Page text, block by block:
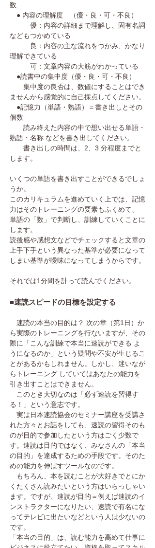
数
● 内容の理解度 （優・良・可・不良）
優：内容の詳細まで理解し、固有名詞
などもつかめている
良：内容の主な流れをつかみ、かなり
理解できている
可：文章内容の大筋がわかっている
●読書中の集中度（優・良・可・不良）
集中度の良否は、数値にすることはでき
ませんから感覚的に自己採点してください。
●記憶力（単語・熟語）＝書き出しとその
個数
読み終えた内容の中で想い出せる単語・
熟語・名称 などを書き出してください。
書き出しの時間は、2、3 分程度までと
します。
いくつの単語を書き出すことができるでしょ
うか。
このカリキュラムを進めていく上では、記憶
力はそのトレーニングの要素もふくめて、
単語の「数」で判断し、訓練していくことに
します。
読後感や感想文などでチェックすると文章の
上手下手という異なった基準が必要になって
しまい基準が曖昧になってしまうからです。
それでは1分間を計って読んでください。
■速読スピードの目標を設定する
速読の本当の目的は？ 次の章（第1日）か
ら実際のトレーニングを行ないますが、その
際に「こんな訓練で本当に速読ができる よ
うになるのか」という疑問や不安が生じるこ
とがあるかもしれません。しかし、迷いなが
らトレーニング していてはあなたの能力を
引き出すことはできません。
このとき大切なのは「必ず速読を習得す
る！」という意志です。
実は日本速読協会のセミナー講座を受講さ
れた方々とお話をしても、速読の習得そのも
のが目的で参加したという方はごく少数で
す。速読は目的ではなく、みなさんの「本当
の目的」を達成するための手段です。 そのた
めの能力を伸ばすツールなのです。
もちろん、本を読むことが大好きでとにか
くたくさん読みたいという方はいらっしゃい
ます。ですが、速読が目的＝例えば速読のイ
ンストラクターになりたい、速読で有名にな
ってテレビに出たいなどという人は少ないの
です。
「本当の目的」は、読む能力を高めて仕事に